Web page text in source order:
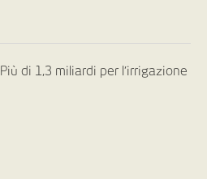
Più di 1,3 miliardi per l’irrigazione